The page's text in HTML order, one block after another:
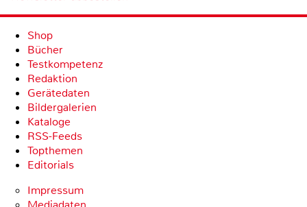
Shop
Bücher
Testkompetenz
Redaktion
Gerätedaten
Bildergalerien
Kataloge
RSS-Feeds
Topthemen
Editorials
Impressum